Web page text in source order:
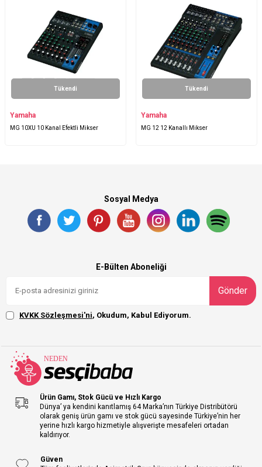
Tükendi
Yamaha
MG 10XU 10 Kanal Efektli Mikser
Tükendi
Yamaha
MG 12 12 Kanallı Mikser
Sosyal Medya
E-Bülten Aboneliği
Gönder
KVKK Sözleşmesi'ni, Okudum, Kabul Ediyorum.
Ürün Gamı, Stok Gücü ve Hızlı Kargo
Dünya’ ya kendini kanıtlamış 64 Marka’nın Türkiye Distribütörü
olarak geniş ürün gamı ve stok gücü sayesinde Türkiye’nin her
yerine hızlı kargo hizmetiyle alışverişte mesafeleri ortadan
kaldırıyor.
Güven